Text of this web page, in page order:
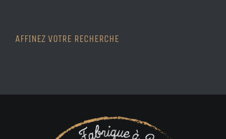
AFFINEZ VOTRE RECHERCHE